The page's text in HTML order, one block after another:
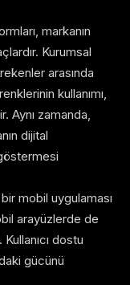
markanın
Kurumsal
arasında
kullanımı,
Aynı zamanda,
dijital
mobil uygulaması
arayüzlerde de
dostu
gücünü